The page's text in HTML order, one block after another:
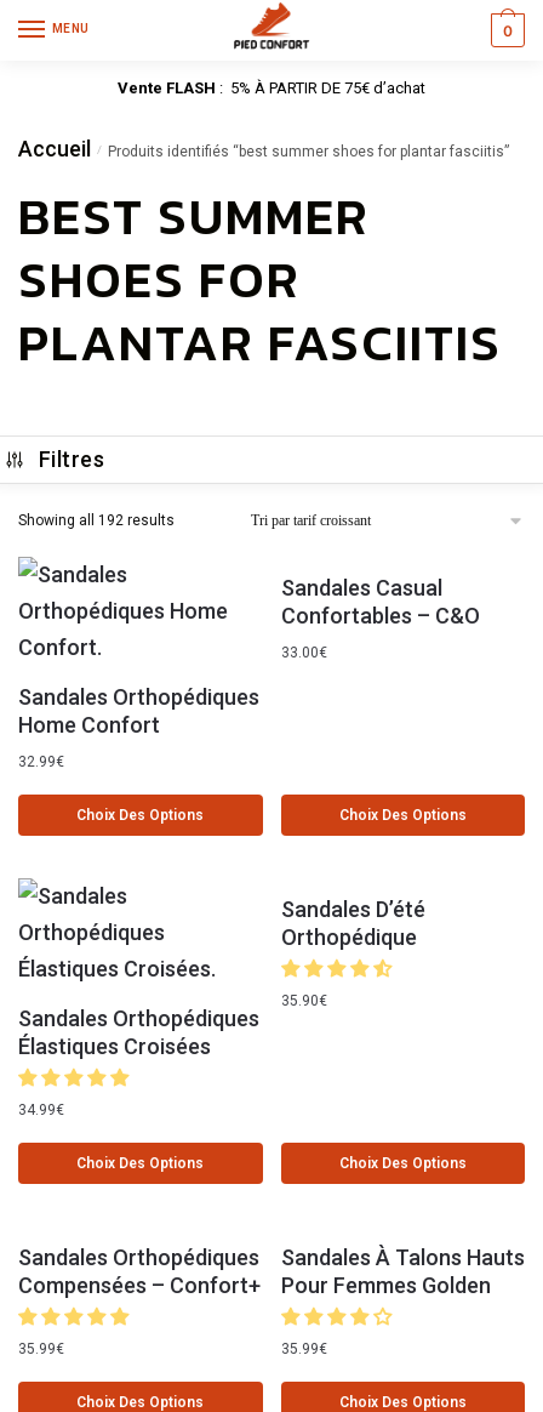
MENU 0
Vente FLASH : 5% À PARTIR DE 75€ d’achat
Accueil / Produits identifiés “best summer shoes for plantar fasciitis”
BEST SUMMER
SHOES FOR
PLANTAR FASCIITIS
Filtres
Showing all 192 results
Sandales Orthopédiques
Home Confort
32.99€
Choix Des Options
Sandales Casual
Confortables – C&O
33.00€
Choix Des Options
Sandales Orthopédiques
Élastiques Croisées
34.99€
Choix Des Options
Sandales D’été
Orthopédique
35.90€
Choix Des Options
Sandales Orthopédiques
Compensées – Confort+
35.99€
Choix Des Options
Sandales À Talons Hauts
Pour Femmes Golden
35.99€
Choix Des Options